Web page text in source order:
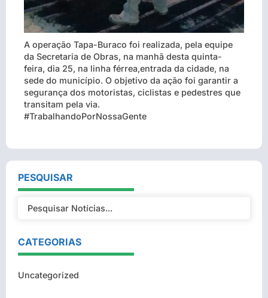
A operação Tapa-Buraco foi realizada, pela equipe
da Secretaria de Obras, na manhã desta quinta-
feira, dia 25, na linha férrea,entrada da cidade, na
sede do município. O objetivo da ação foi garantir a
segurança dos motoristas, ciclistas e pedestres que
transitam pela via.
#TrabalhandoPorNossaGente
PESQUISAR
CATEGORIAS
Uncategorized